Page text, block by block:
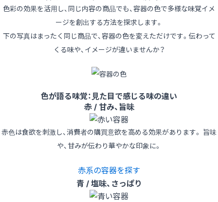
色彩の効果を活用し、同じ内容の商品でも、容器の色で多様な味覚イメ
ージを創出する方法を探求します。
下の写真はまったく同じ商品で、容器の色を変えただけです。伝わって
くる味や、イメージが違いませんか？
色が語る味覚：見た目で感じる味の違い
赤 / 甘み、旨味
赤色は食欲を刺激し、消費者の購買意欲を高める効果があります。 旨味
や、甘みが伝わり華やかな印象に。
赤系の容器を探す
青 / 塩味、さっぱり